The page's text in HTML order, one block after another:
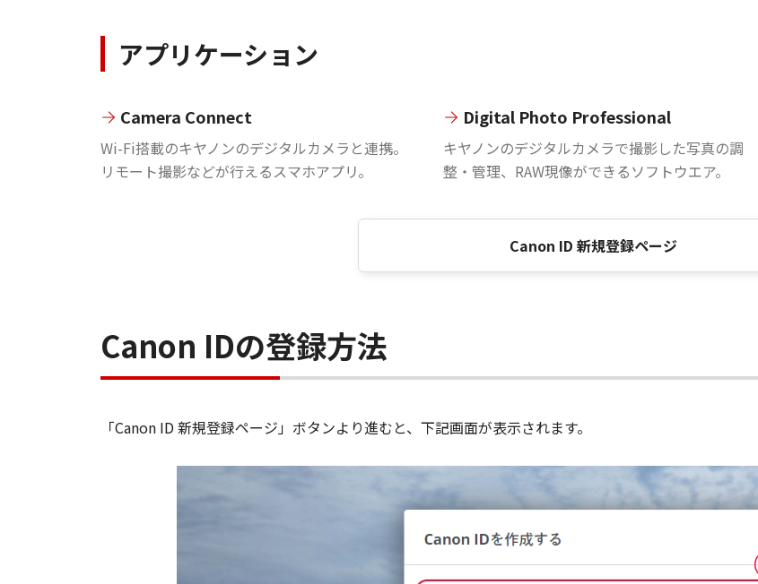
アプリケーション
Camera Connect
Wi-Fi搭載のキヤノンのデジタルカメラと連携。
リモート撮影などが行えるスマホアプリ。
Digital Photo Professional
キヤノンのデジタルカメラで撮影した写真の調
整・管理、RAW現像ができるソフトウエア。
Canon ID 新規登録ページ
Canon IDの登録方法
「Canon ID 新規登録ページ」ボタンより進むと、下記画面が表示されます。